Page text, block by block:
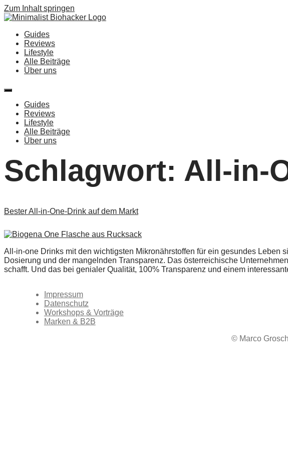
Zum Inhalt springen
Guides
Reviews
Lifestyle
Alle Beiträge
Über uns
Guides
Reviews
Lifestyle
Alle Beiträge
Über uns
Schlagwort: All-in-
Bester All-in-One-Drink auf dem Markt
All-in-one Drinks mit den wichtigsten Mikronährstoffen für ein gesundes Leben
Dosierung und der mangelnden Transparenz. Das österreichische
schafft. Und das bei genialer Qualität, 100% Transparenz und einem
Impressum
Datenschutz
Workshops & Vorträge
Marken & B2B
© Marco Grosch